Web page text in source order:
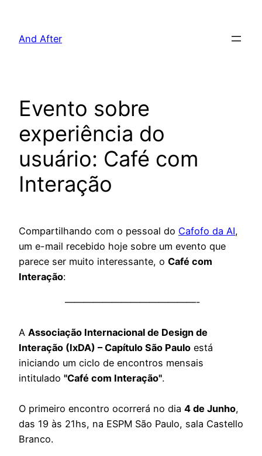
And After
Evento sobre
experiência do
usuário: Café com
Interação
Compartilhando com o pessoal do Cafofo da AI,
um e-mail recebido hoje sobre um evento que
parece ser muito interessante, o Café com
Interação:
——————————————-
A Associação Internacional de Design de
Interação (IxDA) – Capítulo São Paulo está
iniciando um ciclo de encontros mensais
intitulado "Café com Interação".
O primeiro encontro ocorrerá no dia 4 de Junho,
das 19 às 21hs, na ESPM São Paulo, sala Castello
Branco.